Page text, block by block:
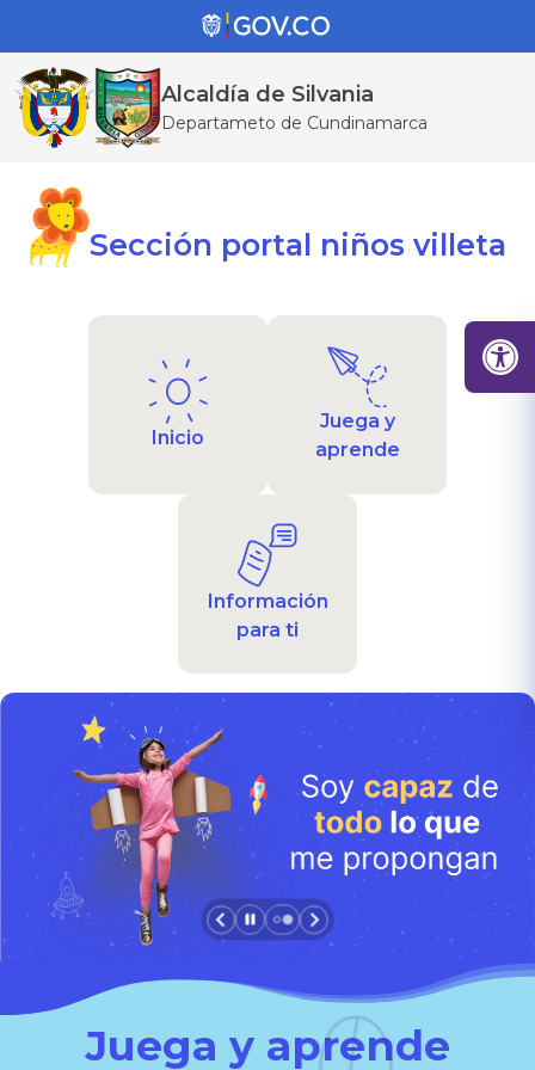
Alcaldía de Silvania
Departameto de Cundinamarca
Sección portal niños villeta
Inicio
Juega y
aprende
Información
para ti
Juega y aprende